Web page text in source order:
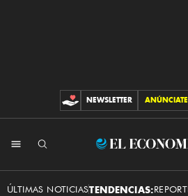
CONTRIBUCIONES
NEWSLETTER ANÚNCIATE
El
ÚLTIMAS NOTICIASTENDENCIAS: